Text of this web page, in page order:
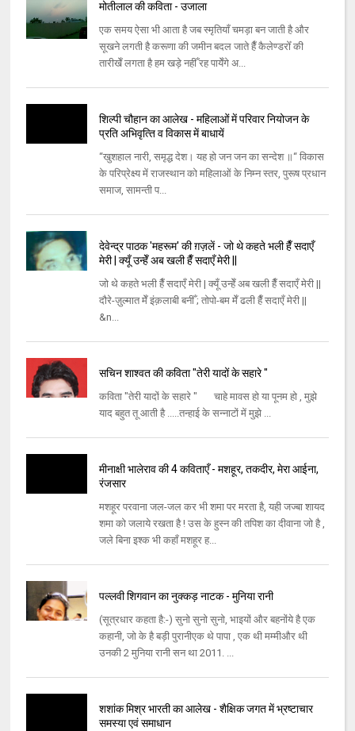
मोतीलाल की कविता - उजाला
एक समय ऐसा भी आता है जब स्मृतियाँ चमड़ा बन जाती है और
सूखने लगती है करूणा की जमीन बदल जाते हैँ कैलेण्डरोँ की
तारीखेँ लगता है हम खड़े नहीँ रह पायेँगे अ...
शिल्‍पी चौहान का आलेख - महिलाओं में परिवार नियोजन के
प्रति अभिवृत्‍ति व विकास में बाधायें
‍‘‘खुशहाल नारी, समृद्ध देश। यह हो जन जन का सन्‍देश ॥‘‘ विकास
के परिप्रेक्ष्‍य में राजस्‍थान को महिलाओं के निम्‍न स्‍तर, पुरूष प्रधान
समाज, सामन्‍ती प...
देवेन्द्र पाठक 'महरूम' की ग़ज़लें - जो थे कहते भली हैँ सदाएँ
मेरी | क्यूँ उन्हेँ अब खली हैँ सदाएँ मेरी ||
जो थे कहते भली हैँ सदाएँ मेरी | क्यूँ उन्हेँ अब खली हैँ सदाएँ मेरी ||
दौरे-ज़ुल्मात मेँ इंक़लाबी बनीँ ; तोपो-बम मेँ ढली हैँ सदाएँ मेरी ||
&n...
सचिन शाश्वत की कविता "तेरी यादों के सहारे "
कविता "तेरी यादों के सहारे " चाहे मावस हो या पूनम हो , मुझे
याद बहुत तू आती है .....तन्हाई के सन्नाटों में मुझे ...
मीनाक्षी भालेराव की 4 कविताएँ - मशहूर, तकदीर, मेरा आईना,
रंजसार
मशहूर परवाना जल-जल कर भी शमा पर मरता है, यही जज्बा शायद
शमा को जलाये रखता है ! उस के हुस्न की तपिश का दीवाना जो है ,
जले बिना इश्क भी कहाँ मशहूर ह...
पल्लवी शिगवान का नुक्कड़ नाटक - मुनिया रानी
(सूत्रधार कहता है:-) सुनो सुनो सुनो, भाइयों और बहनोंये है एक
कहानी, जो के है बड़ी पुरानीएक थे पापा , एक थी मम्मीऔर थी
उनकी 2 मुनिया रानी सन था 2011. ...
शशांक मिश्र भारती का आलेख - शैक्षिक जगत में भ्रष्‍टाचार
समस्‍या एवं समाधान